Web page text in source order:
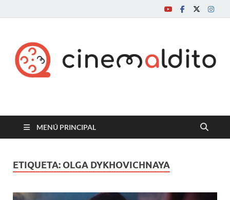
Cine maldito
MENÚ PRINCIPAL
ETIQUETA: OLGA DYKHOVICHNAYA